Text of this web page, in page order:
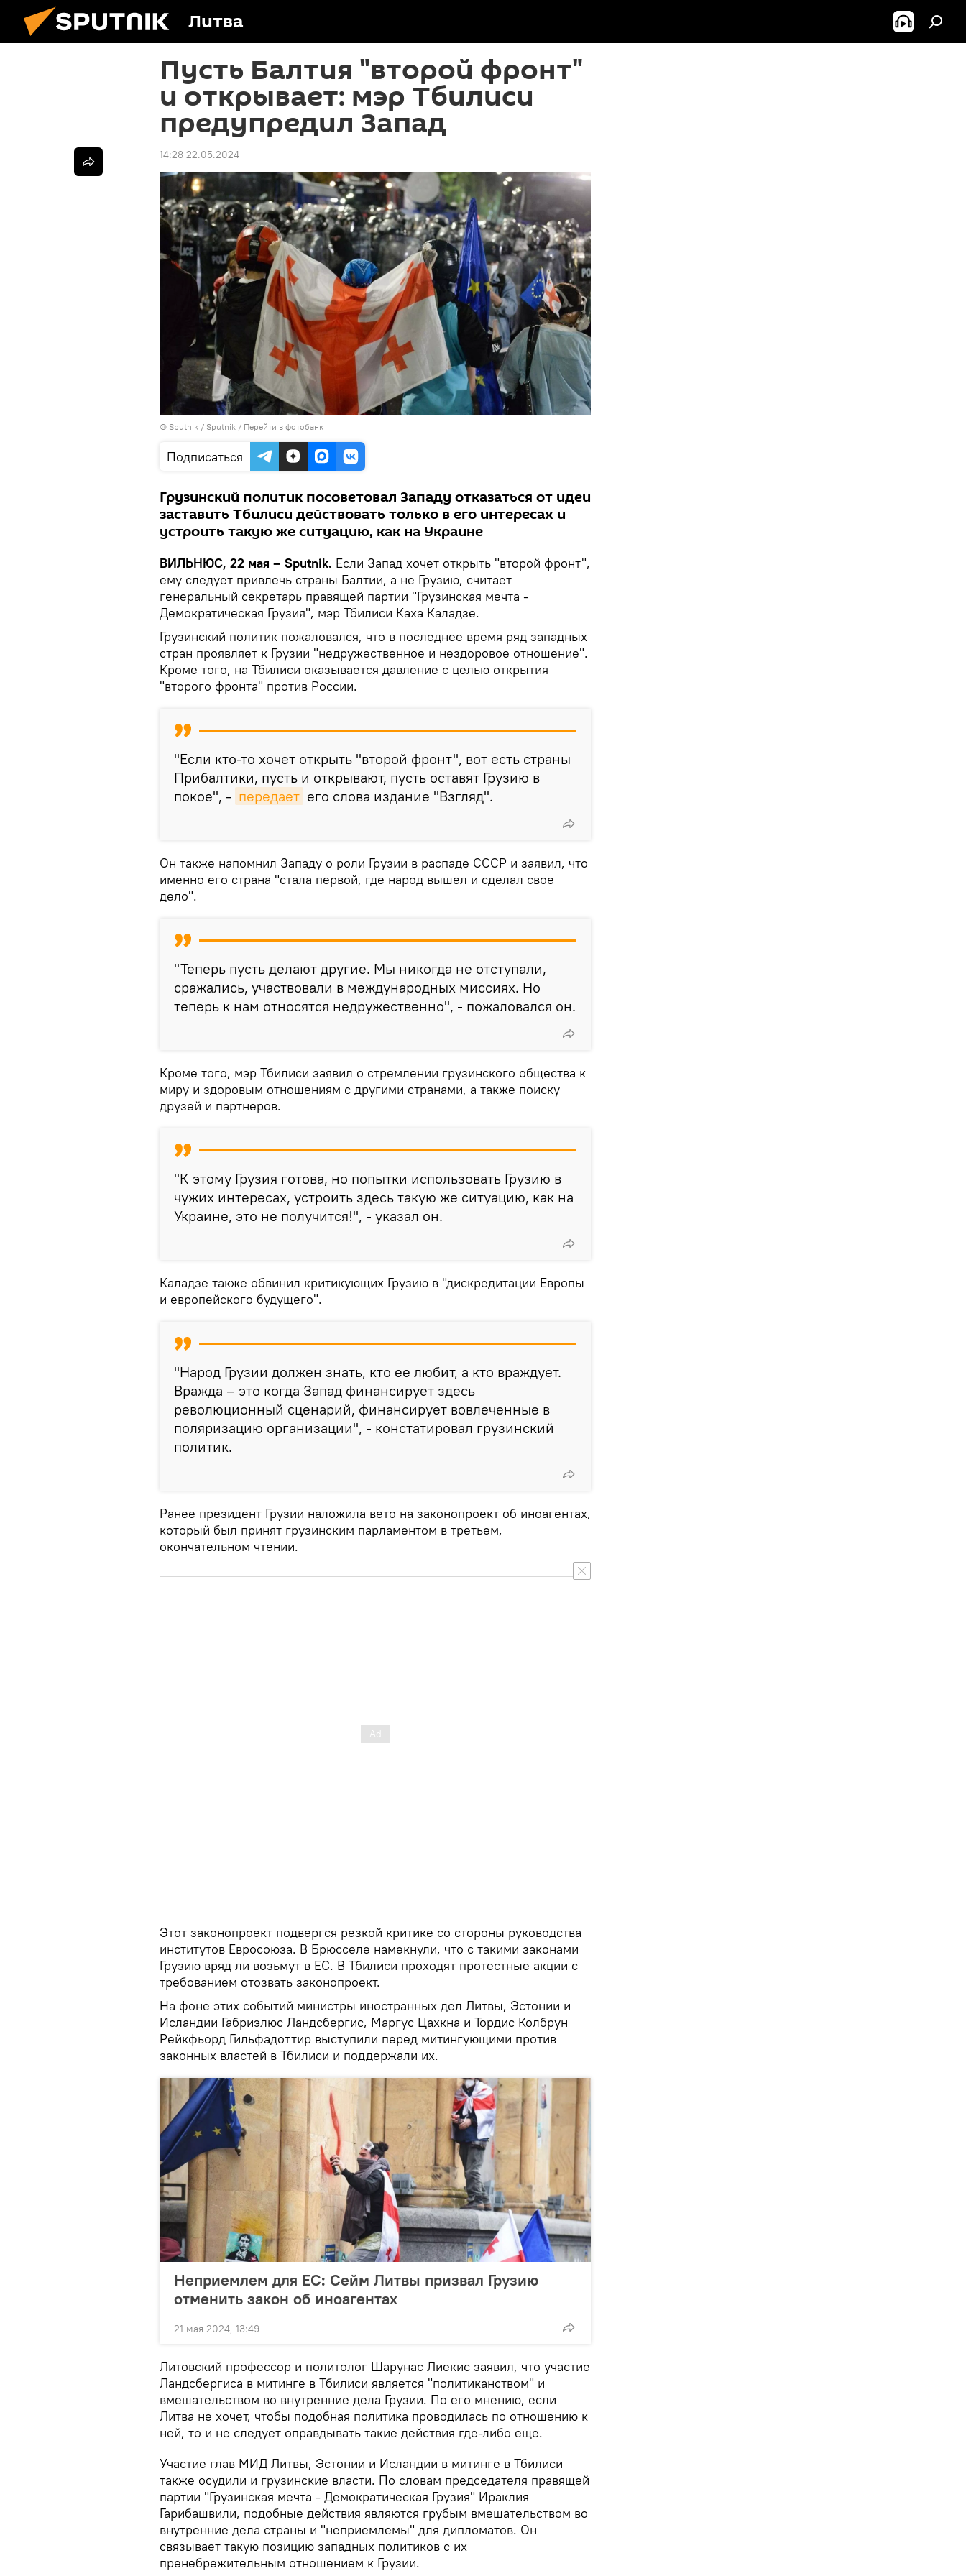
Литва
Пусть Балтия "второй фронт"
и открывает: мэр Тбилиси
предупредил Запад
14:28 22.05.2024
© Sputnik / Sputnik / Перейти в фотобанк
Подписаться
Грузинский политик посоветовал Западу отказаться от идеи
заставить Тбилиси действовать только в его интересах и
устроить такую же ситуацию, как на Украине
ВИЛЬНЮС, 22 мая – Sputnik. Если Запад хочет открыть "второй фронт",
ему следует привлечь страны Балтии, а не Грузию, считает
генеральный секретарь правящей партии "Грузинская мечта -
Демократическая Грузия", мэр Тбилиси Каха Каладзе.
Грузинский политик пожаловался, что в последнее время ряд западных
стран проявляет к Грузии "недружественное и нездоровое отношение".
Кроме того, на Тбилиси оказывается давление с целью открытия
"второго фронта" против России.
"Если кто-то хочет открыть "второй фронт", вот есть страны
Прибалтики, пусть и открывают, пусть оставят Грузию в
покое", - передает его слова издание "Взгляд".
Он также напомнил Западу о роли Грузии в распаде СССР и заявил, что
именно его страна "стала первой, где народ вышел и сделал свое
дело".
"Теперь пусть делают другие. Мы никогда не отступали,
сражались, участвовали в международных миссиях. Но
теперь к нам относятся недружественно", - пожаловался он.
Кроме того, мэр Тбилиси заявил о стремлении грузинского общества к
миру и здоровым отношениям с другими странами, а также поиску
друзей и партнеров.
"К этому Грузия готова, но попытки использовать Грузию в
чужих интересах, устроить здесь такую же ситуацию, как на
Украине, это не получится!", - указал он.
Каладзе также обвинил критикующих Грузию в "дискредитации Европы
и европейского будущего".
"Народ Грузии должен знать, кто ее любит, а кто враждует.
Вражда – это когда Запад финансирует здесь
революционный сценарий, финансирует вовлеченные в
поляризацию организации", - констатировал грузинский
политик.
Ранее президент Грузии наложила вето на законопроект об иноагентах,
который был принят грузинским парламентом в третьем,
окончательном чтении.
Этот законопроект подвергся резкой критике со стороны руководства
институтов Евросоюза. В Брюсселе намекнули, что с такими законами
Грузию вряд ли возьмут в ЕС. В Тбилиси проходят протестные акции с
требованием отозвать законопроект.
На фоне этих событий министры иностранных дел Литвы, Эстонии и
Исландии Габриэлюс Ландсбергис, Маргус Цахкна и Тордис Колбрун
Рейкфьорд Гильфадоттир выступили перед митингующими против
законных властей в Тбилиси и поддержали их.
Неприемлем для ЕС: Сейм Литвы призвал Грузию
отменить закон об иноагентах
21 мая 2024, 13:49
Литовский профессор и политолог Шарунас Лиекис заявил, что участие
Ландсбергиса в митинге в Тбилиси является "политиканством" и
вмешательством во внутренние дела Грузии. По его мнению, если
Литва не хочет, чтобы подобная политика проводилась по отношению к
ней, то и не следует оправдывать такие действия где-либо еще.
Участие глав МИД Литвы, Эстонии и Исландии в митинге в Тбилиси
также осудили и грузинские власти. По словам председателя правящей
партии "Грузинская мечта - Демократическая Грузия" Ираклия
Гарибашвили, подобные действия являются грубым вмешательством во
внутренние дела страны и "неприемлемы" для дипломатов. Он
связывает такую позицию западных политиков с их
пренебрежительным отношением к Грузии.